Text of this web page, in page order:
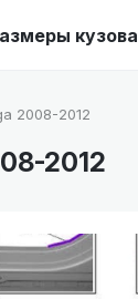
кузова
2008-2012
2012